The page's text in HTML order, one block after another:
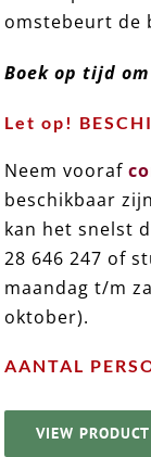
omstebeurt de
Boek op tijd
Let op!
Neem vooraf
beschikbaar
kan het snelst
28 646 247 of
maandag t/m
oktober).
AANTAL
VIEW PRODUCT